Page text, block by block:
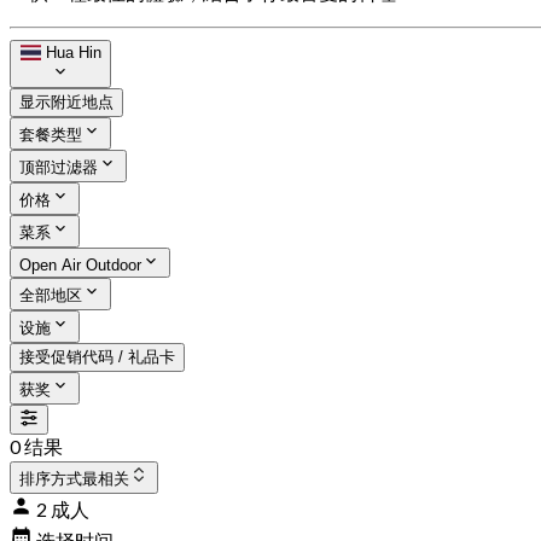
Hua Hin
显示附近地点
套餐类型
顶部过滤器
价格
菜系
Open Air Outdoor
全部地区
设施
接受促销代码 / 礼品卡
获奖
0 结果
排序方式最相关
2 成人